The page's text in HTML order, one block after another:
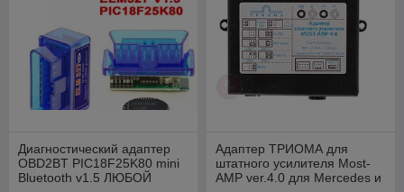
Диагностический адаптер
OBD2BT PIC18F25K80 mini
Bluetooth v1.5 ЛЮБОЙ
Адаптер ТРИОМА для
штатного усилителя Most-
AMP ver.4.0 для Mercedes и